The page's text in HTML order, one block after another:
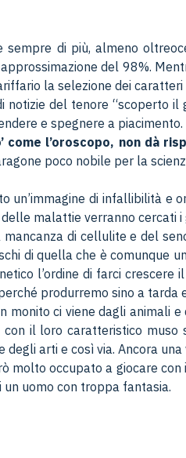
sempre di più, almeno
del 98%.
la selezione dei
del tenore “scoperto
e spegnere a piacimento.
come l’oroscopo, non dà
poco nobile per la
un’immagine di infallibilità
malattie verranno
di cellulite e del
di quella che è comunque
l’ordine di farci
produrremo sino a tarda
monito ci viene dagli
il loro caratteristico
arti e così via. Ancora
molto occupato a giocare
uomo con troppa fantasia.